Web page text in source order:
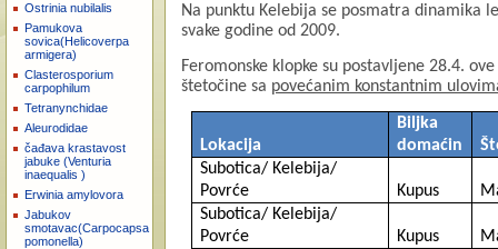
Ostrinia nubilalis
Pamukova
sovica(Helicoverpa
armigera)
Clasterosporium
carpophilum
Tetranynchidae
Aleurodidae
čađava krastavost
jabuke (Venturia
inaequalis )
Erwinia amylovora
Jabukov
smotavac(Carpocapsa
pomonella)
Na punktu Kelebija se posmatra dinamika
svake godine od 2009.
Feromonske klopke su postavljene 28.4.
štetočine sa povećanim konstantnim
Lokacija
Biljka
domaćin
Subotica/ Kelebija/
Povrće
Kupus
Subotica/ Kelebija/
Povrće
Kupus